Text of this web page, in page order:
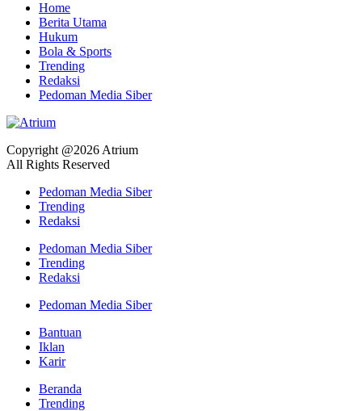
Home
Berita Utama
Hukum
Bola & Sports
Trending
Redaksi
Pedoman Media Siber
Copyright @2026 Atrium
All Rights Reserved
Pedoman Media Siber
Trending
Redaksi
Pedoman Media Siber
Trending
Redaksi
Pedoman Media Siber
Bantuan
Iklan
Karir
Beranda
Trending